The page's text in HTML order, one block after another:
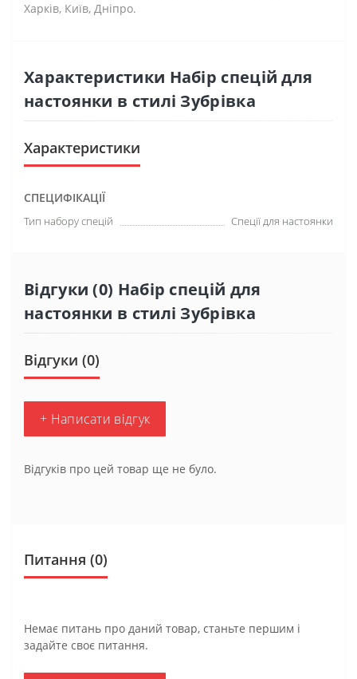
Харків, Київ, Дніпро.
Характеристики Набір спецій для
настоянки в стилі Зубрівка
Характеристики
СПЕЦИФІКАЦІЇ
Тип набору спецій Спеції для настоянки
Відгуки (0) Набір спецій для
настоянки в стилі Зубрівка
Відгуки (0)
+ Написати відгук
Відгуків про цей товар ще не було.
Питання (0)
Немає питань про даний товар, станьте першим і
задайте своє питання.